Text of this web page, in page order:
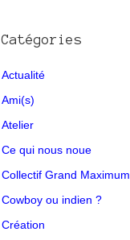
Catégories
Actualité
Ami(s)
Atelier
Ce qui nous noue
Collectif Grand Maximum
Cowboy ou indien ?
Création